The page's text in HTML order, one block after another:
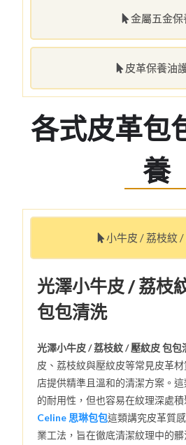
金屬五金保
皮革保養油
各式皮革包
養
小牛皮 / 荔枝紋 /
光澤小牛皮 / 荔枝
包包清洗
光澤小牛皮 / 荔枝紋 / 壓紋皮 包包
皮、荔枝紋與壓紋皮等常見皮革
店提供精準且溫和的清潔方案。
的耐用性，但也容易在紋理深處
Celine 思琳包包這類講究皮革質
業工法，旨在徹底清潔紋理中的